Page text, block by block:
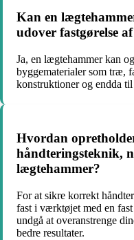
Kan en
udover fastgørelse
Ja, en lægtehammer kan
byggematerialer som træ,
konstruktioner og endda
Hvordan
håndteringsteknik,
lægtehammer?
For at sikre korrekt
fast i værktøjet med en fast
undgå at overanstrenge
bedre resultater.